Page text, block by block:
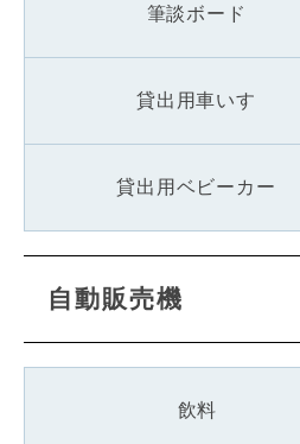
筆談ボード
貸出用車いす
貸出用ベビーカー
自動販売機
飲料